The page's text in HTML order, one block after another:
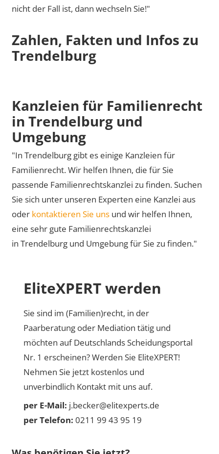
nicht der Fall ist, dann wechseln Sie!"
Zahlen, Fakten und Infos zu
Trendelburg
Kanzleien für Familienrecht
in Trendelburg und
Umgebung
"In Trendelburg gibt es einige Kanzleien für
Familienrecht. Wir helfen Ihnen, die für Sie
passende Familienrechtskanzlei zu finden. Suchen
Sie sich unter unseren Experten eine Kanzlei aus
oder kontaktieren Sie uns und wir helfen Ihnen,
eine sehr gute Familienrechtskanzlei
in Trendelburg und Umgebung für Sie zu finden."
EliteXPERT werden
Sie sind im (Familien)recht, in der
Paarberatung oder Mediation tätig und
möchten auf Deutschlands Scheidungsportal
Nr. 1 erscheinen? Werden Sie EliteXPERT!
Nehmen Sie jetzt kostenlos und
unverbindlich Kontakt mit uns auf.
per E-Mail: j.becker@elitexperts.de
per Telefon: 0211 99 43 95 19